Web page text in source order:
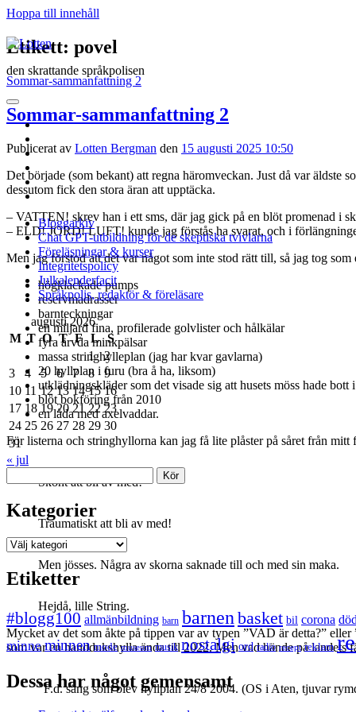
Hoppa till innehåll
Lotten
den skrattande språkpolisen
öppna
primär
meny
twitter
instagram
rss
e-
post
Bloggarkiv
Chat GPT-utbildning för de skeptiska tvivlarna
Föreläsningar & kurser
Integritetspolicy
Julkalenderfacit
Språkpolis, redaktör & föreläsare
Sidopanel
augusti 2026
M T O T F L S
1
2
3
4 5 6 7 8
9
10 11 12 13 14 15 16
17 18 19 20 21 22 23
24 25 26 27 28 29 30
31
« jul
Kategorier
Kategorier
Etiketter
#blogg100 allmänbildning barn barnen basket bil corona död
minne minnen mode museum musik nostalgi ord radio recept reklam
Dessa har något gemensamt
Etikett: povel
Sommar-sammanfattning 2
Sommar-sammanfattning 2
Publicerat av Lotten Bergman den 15 augusti 2025 10:50
Det började (som bekant) att regna häromveckan. Just då var äldste
dessutom fick den stora äran att upptäcka.
– VATTEN! skrev han i ett sms, där jag gick på en blöt promenad i
– ELD! JORD! LUFT! kunde jag förstås ha svarat, och i
Men jag förstod att det var något som inte stod rätt till, så jag tog
högklackade pumps
reservmadrasser
barnteckningar
en miljard fina, profilerade golvlister och hålkälar
fyra ärvda minkpälsar
massa stringhylleplan (jag har kvar gavlarna)
20 hyllplan i furu (bra å ha, liksom)
utklädningskläder som det visade sig att husets möss hade bott i
blöt bokföring från 2010
en låda med axelvaddar.
För listerna och stringhyllorna kan jag få lite plåster på såret från
Skönt att bli av med!
Traumatiskt att bli av med!
Men jösses. Några av skorna saknade till och med sin maka.
Hejdå, lille String.
Mycket av det som åkte på tippen var av typen ”VAD är detta?”
som var en handdukshylla ända till 2022. Men vad hände på landets
”F.d. säng som blev hyllplan 24/8 2004. (OS i Aten, tjuvar